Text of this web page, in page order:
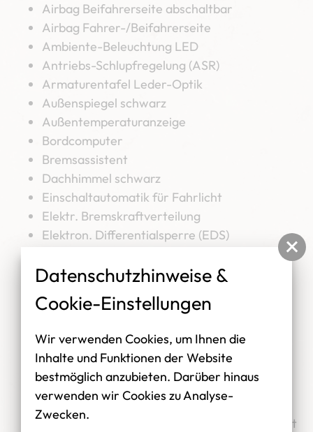
Airbag Beifahrerseite abschaltbar
Airbag Fahrer-/Beifahrerseite
Ambiente-Beleuchtung LED
Antriebs-Schlupfregelung (ASR)
Armaturentafel Leder-Optik
Außenspiegel schwarz
Außentemperaturanzeige
Bordcomputer
Bremsassistent
Dachhimmel schwarz
Einschaltautomatik für Fahrlicht
Elektr. Bremskraftverteilung
Elektron. Differentialsperre (EDS)
Fahrassistenz-System: Berganfahr-Assistent
(Hill-Holder)
(SEAT Drive Profile)
(Multi Collision Brake)
Fahrassistenz-System: Müdigkeitserkennung
Fahrassistenz-System: Spurhalteassistent
Fahrassistenz-System:
Umfeldbeobachtungssystem (Front assist) mit
Datenschutzhinweise &
Cookie-Einstellungen
Wir verwenden Cookies, um Ihnen die
Inhalte und Funktionen der Website
bestmöglich anzubieten. Darüber hinaus
verwenden wir Cookies zu Analyse-
Zwecken.